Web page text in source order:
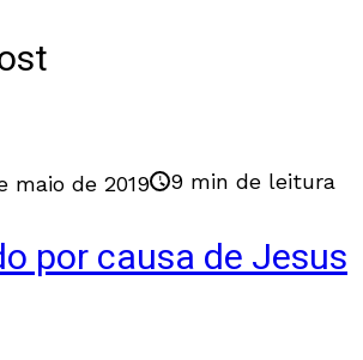
maio de 2019 9 min de leitura
por causa de Jesus